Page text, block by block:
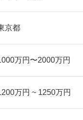
京都
万円〜2000万円
万円 ~ 1250万円